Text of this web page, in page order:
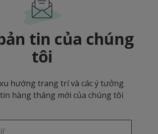
tin của chúng
tôi
hướng trang trí và các ý tưởng
hàng tháng mới của chúng tôi